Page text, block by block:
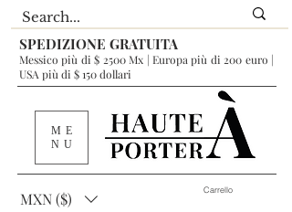
SPEDIZIONE GRATUITA
Messico più di $ 2500 Mx | Europa più di 200 euro |
USA più di $ 150 dollari
Carrello
ME
NU
MXN ($)